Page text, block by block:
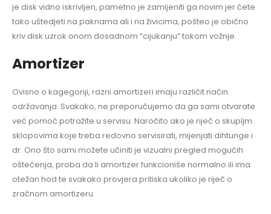
je disk vidno iskrivljen, pametno je zamijeniti ga novim jer ćete
tako uštedjeti na paknama ali i na živicima, pošteo je obično
kriv disk uzrok onom dosadnom “cijukanju” tokom vožnje.
Amortizer
Ovisno o kagegoriji, razni amortizeri imaju različit način
održavanja. Svakako, ne preporučujemo da ga sami otvarate
već pomoć potražite u servisu. Naročito ako je riječ o skupljm
sklopovima koje treba redovno servisirati, mijenjati dihtunge i
dr. Ono što sami možete učiniti je vizualni pregled mogućih
oštećenja, proba da li amortizer funkcioniše normalno ili ima
otežan hod te svakako provjera pritiska ukoliko je riječ o
zračnom amortizeru.